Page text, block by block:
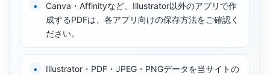
Canva・Affinityなど、Illustrator以外のアプリで作
成するPDFは、各アプリ向けの保存方法をご確認く
ださい。
Illustrator・PDF・JPEG・PNGデータを当サイトの